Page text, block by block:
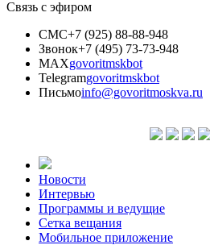
Связь с эфиром
СМС+7 (925) 88-88-948
Звонок+7 (495) 73-73-948
MAXgovoritmskbot
Telegramgovoritmskbot
Письмоinfo@govoritmoskva.ru
Новости
Интервью
Программы и ведущие
Сетка вещания
Мобильное приложение